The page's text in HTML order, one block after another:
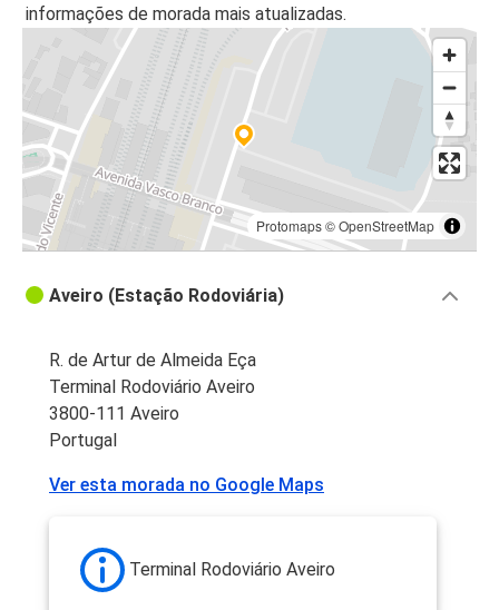
informações de morada mais atualizadas.
Protomaps©OpenStreetMap
Aveiro (Estação Rodoviária)
R. de Artur de Almeida Eça
Terminal Rodoviário Aveiro
3800-111 Aveiro
Portugal
Ver esta morada no Google Maps
Terminal Rodoviário Aveiro